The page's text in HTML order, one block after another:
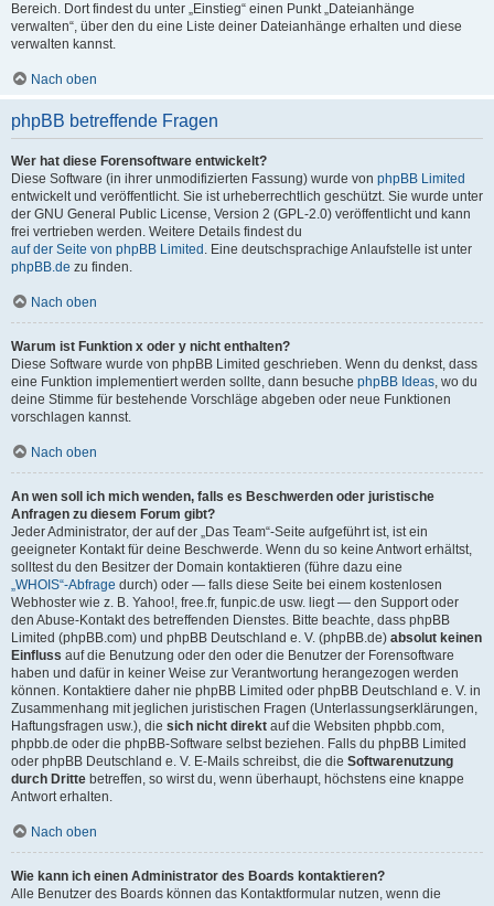
Bereich. Dort findest du unter „Einstieg“ einen Punkt „Dateianhänge
verwalten“, über den du eine Liste deiner Dateianhänge erhalten und diese
verwalten kannst.
Nach oben
phpBB betreffende Fragen
Wer hat diese Forensoftware entwickelt?
Diese Software (in ihrer unmodifizierten Fassung) wurde von phpBB Limited
entwickelt und veröffentlicht. Sie ist urheberrechtlich geschützt. Sie wurde unter
der GNU General Public License, Version 2 (GPL-2.0) veröffentlicht und kann
frei vertrieben werden. Weitere Details findest du
auf der Seite von phpBB Limited . Eine deutschsprachige Anlaufstelle ist unter
phpBB.de zu finden.
Nach oben
Warum ist Funktion x oder y nicht enthalten?
Diese Software wurde von phpBB Limited geschrieben. Wenn du denkst, dass
eine Funktion implementiert werden sollte, dann besuche phpBB Ideas, wo du
deine Stimme für bestehende Vorschläge abgeben oder neue Funktionen
vorschlagen kannst.
Nach oben
An wen soll ich mich wenden, falls es Beschwerden oder juristische
Anfragen zu diesem Forum gibt?
Jeder Administrator, der auf der „Das Team“-Seite aufgeführt ist, ist ein
geeigneter Kontakt für deine Beschwerde. Wenn du so keine Antwort erhältst,
solltest du den Besitzer der Domain kontaktieren (führe dazu eine
„WHOIS“-Abfrage durch) oder — falls diese Seite bei einem kostenlosen
Webhoster wie z. B. Yahoo!, free.fr, funpic.de usw. liegt — den Support oder
den Abuse-Kontakt des betreffenden Dienstes. Bitte beachte, dass phpBB
Limited (phpBB.com) und phpBB Deutschland e. V. (phpBB.de) absolut keinen
Einfluss auf die Benutzung oder den oder die Benutzer der Forensoftware
haben und dafür in keiner Weise zur Verantwortung herangezogen werden
können. Kontaktiere daher nie phpBB Limited oder phpBB Deutschland e. V. in
Zusammenhang mit jeglichen juristischen Fragen (Unterlassungserklärungen,
Haftungsfragen usw.), die sich nicht direkt auf die Websiten phpbb.com,
phpbb.de oder die phpBB-Software selbst beziehen. Falls du phpBB Limited
oder phpBB Deutschland e. V. E-Mails schreibst, die die Softwarenutzung
durch Dritte betreffen, so wirst du, wenn überhaupt, höchstens eine knappe
Antwort erhalten.
Nach oben
Wie kann ich einen Administrator des Boards kontaktieren?
Alle Benutzer des Boards können das Kontaktformular nutzen, wenn die